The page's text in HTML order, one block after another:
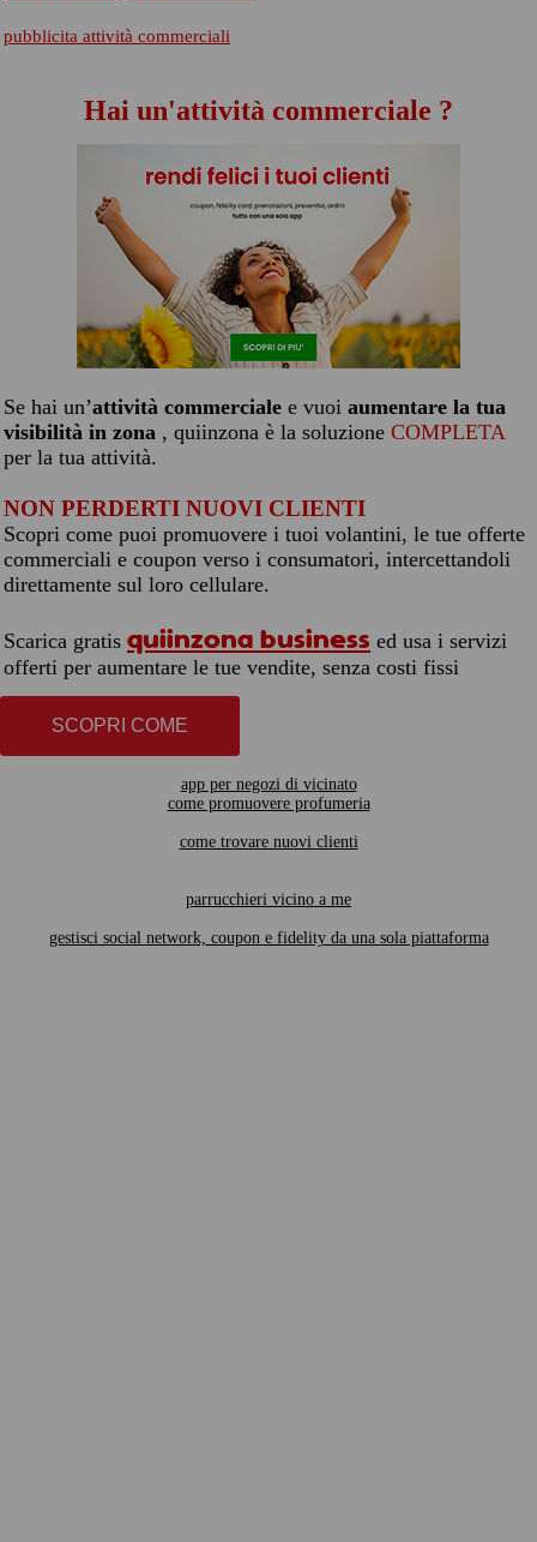
pubblicita attività commerciali
Hai un'attività commerciale ?
Se hai un’attività commerciale e vuoi aumentare la tua
visibilità in zona , quiinzona è la soluzione COMPLETA
per la tua attività.
NON PERDERTI NUOVI CLIENTI
Scopri come puoi promuovere i tuoi volantini, le tue offerte
commerciali e coupon verso i consumatori, intercettandoli
direttamente sul loro cellulare.
Scarica gratis quiinzona business ed usa i servizi
offerti per aumentare le tue vendite, senza costi fissi
SCOPRI COME
app per negozi di vicinato
come promuovere profumeria
come trovare nuovi clienti
parrucchieri vicino a me
gestisci social network, coupon e fidelity da una sola piattaforma